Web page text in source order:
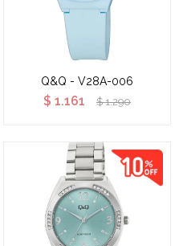
Q&Q - V28A-006
$ 1.161 $ 1.290